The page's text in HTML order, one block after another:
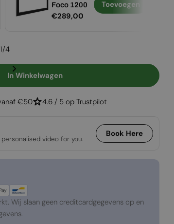
Foco 1200
Normale
€289,00
Toevoegen
1/4
Two 1200
In Winkelwagen
€50 4.6 / 5 op Trustpilot
video for you.
Book Here
Wij slaan geen creditcardgegevens op en